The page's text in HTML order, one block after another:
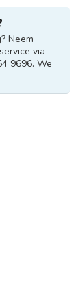
Neem
via
9696. We